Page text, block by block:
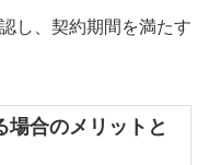
し、契約期間を満たす
場合のメリットと